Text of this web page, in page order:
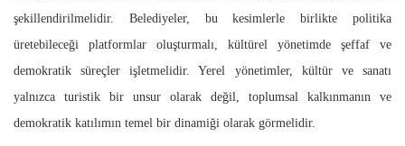
şekillendirilmelidir. Belediyeler, bu kesimlerle birlikte politika
üretebileceği platformlar oluşturmalı, kültürel yönetimde şeffaf ve
demokratik süreçler işletmelidir. Yerel yönetimler, kültür ve sanatı
yalnızca turistik bir unsur olarak değil, toplumsal kalkınmanın ve
demokratik katılımın temel bir dinamiği olarak görmelidir.